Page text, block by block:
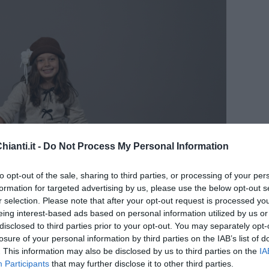
- Do Not Process My Personal Information
opt-out of the sale, sharing to third parties, or processing of your
for targeted advertising by us, please use the below opt-out
selection. Please note that after your opt-out request is processed
interest-based ads based on personal information utilized by us
to third parties prior to your opt-out. You may separately
of your personal information by third parties on the IAB’s list of
This information may also be disclosed by us to third parties on the
Participants that may further disclose it to other third parties.
Personaggi e interpreti
che non è convinto e decide di indagare. La giovane
per scoprire chi sia il vero artefice delle scandalose lettere
di Little Hampton.